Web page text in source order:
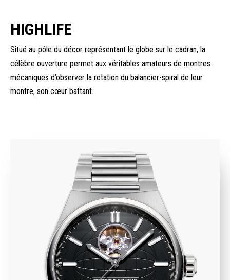
HIGHLIFE
Situé au pôle du décor représentant le globe sur le cadran, la
célèbre ouverture permet aux véritables amateurs de montres
mécaniques d’observer la rotation du balancier-spiral de leur
montre, son cœur battant.